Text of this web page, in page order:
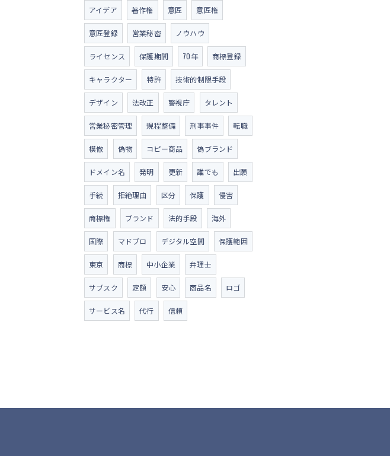
アイデア 著作権 意匠 意匠権
意匠登録 営業秘密 ノウハウ
ライセンス 保護期間 70年 商標登録
キャラクター 特許 技術的制限手段
デザイン 法改正 警視庁 タレント
営業秘密管理 規程整備 刑事事件 転職
模倣 偽物 コピー商品 偽ブランド
ドメイン名 発明 更新 誰でも 出願
手続 拒絶理由 区分 保護 侵害
商標権 ブランド 法的手段 海外
国際 マドプロ デジタル空間 保護範囲
東京 商標 中小企業 弁理士
サブスク 定額 安心 商品名 ロゴ
サービス名 代行 信頼